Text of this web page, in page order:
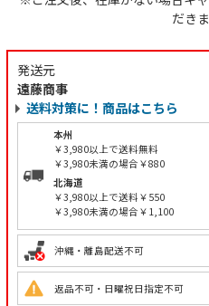
だきま
発送元
遠藤商事
送料対策に！商品はこちら
本州
￥3,980以上で送料無料
￥3,980未満の場合￥880
北海道
￥3,980以上で送料￥550
￥3,980未満の場合￥1,100
沖縄・離島配送不可
返品不可・日曜祝日指定不可